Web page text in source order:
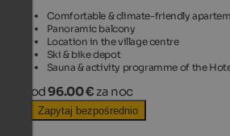
Comfortable & climate-friendly
Panoramic balcony
Location in the village centre
Ski & bike depot
Sauna & activity programme of the
od96.00 € za noc
Zapytaj bezpośrednio